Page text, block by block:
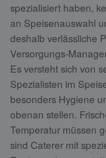
spezialisiert haben,
an Speisenauswahl
deshalb verlässliche
Versorgungs-
Es versteht sich von
Spezialisten im
besonders Hygiene
obenan stellen.
Temperatur müssen
sind Caterer mit